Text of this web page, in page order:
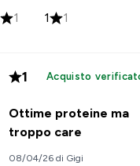
1 1 1
1 Acquisto
Ottime proteine ma
troppo care
08/04/26 di Gigi